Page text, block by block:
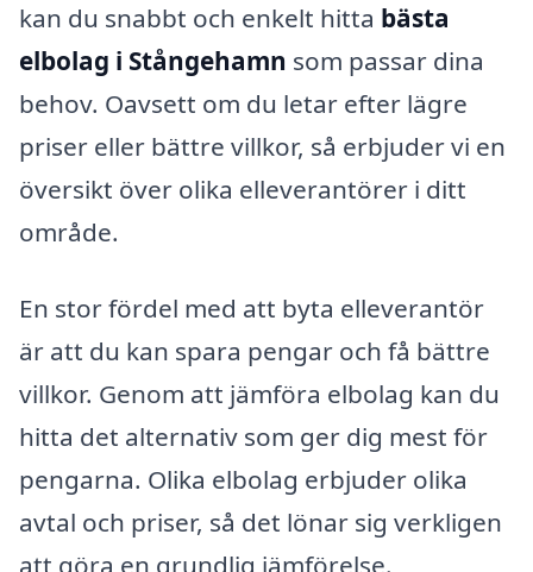
kan du snabbt och enkelt hitta bästa
elbolag i Stångehamn som passar dina
behov. Oavsett om du letar efter lägre
priser eller bättre villkor, så erbjuder vi en
översikt över olika elleverantörer i ditt
område.
En stor fördel med att byta elleverantör
är att du kan spara pengar och få bättre
villkor. Genom att jämföra elbolag kan du
hitta det alternativ som ger dig mest för
pengarna. Olika elbolag erbjuder olika
avtal och priser, så det lönar sig verkligen
att göra en grundlig jämförelse.